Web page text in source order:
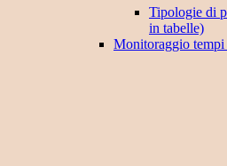
Tipologie di
in tabelle)
Monitoraggio tempi